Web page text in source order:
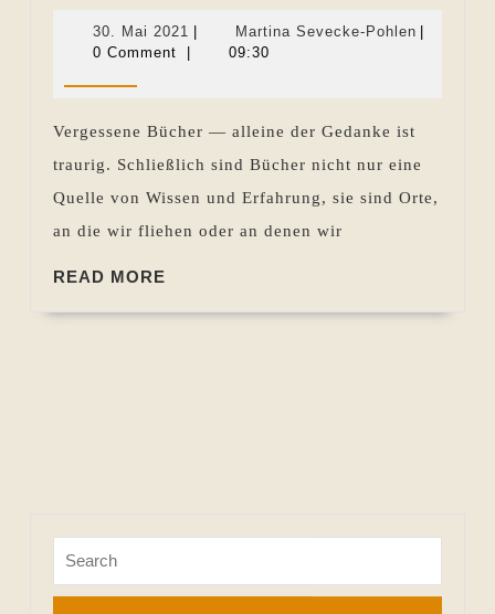
wiederentdecken
30. Mai 2021 30.
Mai
Martina Sevecke-Pohlen Martina
0 Comment
09:30
Vergessene Bücher — alleine der Gedanke ist
traurig. Schließlich sind Bücher nicht nur eine
Quelle von Wissen und Erfahrung, sie sind Orte,
an die wir fliehen oder an denen wir
READ MORE
for: